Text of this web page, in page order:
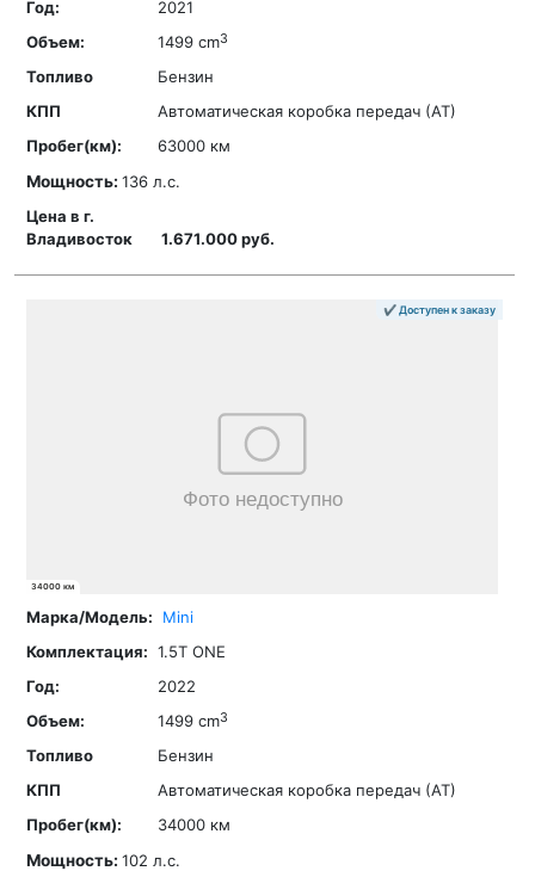
2021
1499 cm3
Бензин
Автоматическая коробка передач (АТ)
63000 км
Мощность:136 л.с.
1.671.000 руб.
✔ Доступен к заказу
34000 км
Mini
1.5T ONE
2022
1499 cm3
Бензин
Автоматическая коробка передач (АТ)
34000 км
Мощность:102 л.с.